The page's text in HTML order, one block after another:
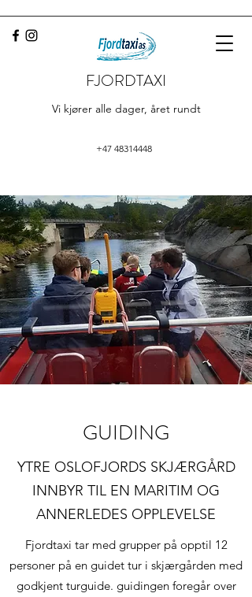
FJORDTAXI
Vi kjører alle dager, året rundt
+47 48314448
GUIDING
YTRE OSLOFJORDS SKJÆRGÅRD
INNBYR TIL EN MARITIM OG
ANNERLEDES OPPLEVELSE
Fjordtaxi tar med grupper på opptil 12
personer på en guidet tur i skjærgården med
godkjent turguide. guidingen foregår over